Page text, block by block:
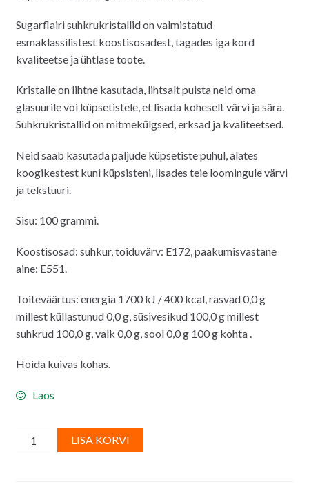
Sugarflairi suhkrukristallid on valmistatud
esmaklassilistest koostisosadest, tagades iga kord
kvaliteetse ja ühtlase toote.
Kristalle on lihtne kasutada, lihtsalt puista neid oma
glasuurile või küpsetistele, et lisada koheselt värvi ja sära.
Suhkrukristallid on mitmekülgsed, erksad ja kvaliteetsed.
Neid saab kasutada paljude küpsetiste puhul, alates
koogikestest kuni küpsisteni, lisades teie loomingule värvi
ja tekstuuri.
Sisu: 100 grammi.
Koostisosad: suhkur, toiduvärv: E172, paakumisvastane
aine: E551.
Toiteväärtus: energia 1700 kJ / 400 kcal, rasvad 0,0 g
millest küllastunud 0,0 g, süsivesikud 100,0 g millest
suhkrud 100,0 g, valk 0,0 g, sool 0,0 g 100 g kohta .
Hoida kuivas kohas.
Laos
Sugrflair
LISA KORVI